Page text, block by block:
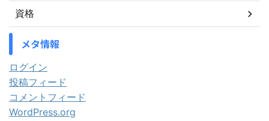
資格
メタ情報
ログイン
投稿フィード
コメントフィード
WordPress.org